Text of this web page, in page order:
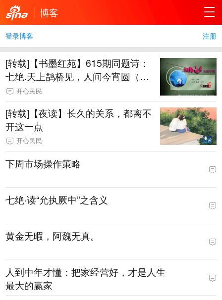
博客
登录博客 注册
[转载]【书墨红苑】615期同题诗：
七绝.天上鹊桥见，人间今宵圆（中
华新韵）
开心民民
[转载]【夜读】长久的关系，都离不
开这一点
开心民民
下周市场操作策略
七绝·读“允执厥中”之含义
黄金无暇，阿魏无真。
人到中年才懂：把家经营好，才是人生
最大的赢家